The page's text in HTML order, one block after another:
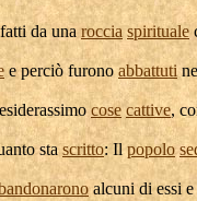
da una roccia spirituale
e perciò furonoabbattuti
cose cattive,
stascritto: Ilpopolo
alcuni di essi